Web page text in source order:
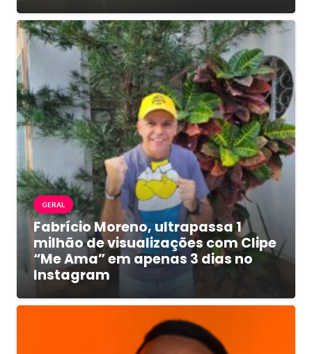
GERAL
Fabrício Moreno, ultrapassa 1
milhão de visualizações com Clipe
“Me Ama” em apenas 3 dias no
Instagram